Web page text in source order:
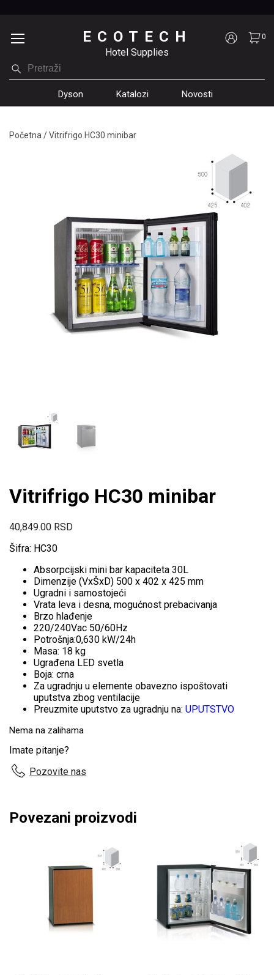
Dyson Katalozi Novosti
ECOTECH
Hotel Supplies
0
Početna /Vitrifrigo HC30 minibar
Vitrifrigo HC30 minibar
40,849.00 RSD
Šifra: HC30
Absorpcijski mini bar kapaciteta 30L
Dimenzije (VxŠxD) 500 x 402 x 425 mm
Ugradni i samostojeći
Vrata leva i desna, mogućnost prebacivanja
Brzo hlađenje
220/240Vac 50/60Hz
Potrošnja:0,630 kW/24h
Masa: 18 kg
Ugrađena LED svetla
Boja: crna
Za ugradnju u elemente obavezno ispoštovati
uputstva zbog ventilacije
Preuzmite uputstvo za ugradnju na: UPUTSTVO
Nema na zalihama
Imate pitanje?
Pozovite nas
Povezani proizvodi